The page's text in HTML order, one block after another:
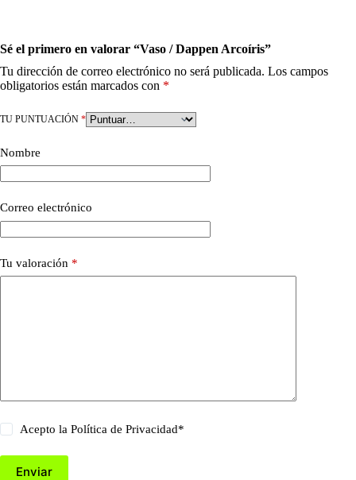
Sé el primero en valorar “Vaso / Dappen Arcoíris”
Tu dirección de correo electrónico no será publicada. Los campos
obligatorios están marcados con *
TU PUNTUACIÓN *
Nombre
Correo electrónico
Tu valoración *
Acepto laPolítica de Privacidad*
Enviar